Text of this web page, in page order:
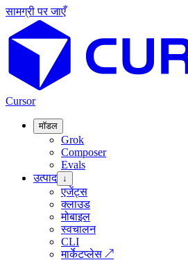
सामग्री पर जाएँ
Cursor
मॉडल
Grok
Composer
Evals
उत्पाद ↓
एजेंट्स
क्लाउड
मोबाइल
स्वचालन
CLI
मार्केटप्लेस ↗